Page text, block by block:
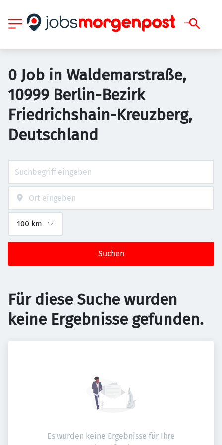
0 Job in Waldemarstraße,
10999 Berlin-Bezirk
Friedrichshain-Kreuzberg,
Deutschland
Suchen
Für diese Suche wurden
keine Ergebnisse gefunden.
Es wurden keine Ergebnisse für Ihre